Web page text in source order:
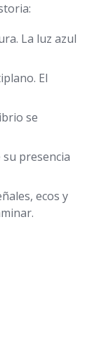
La luz azul
El
se
presencia
ecos y